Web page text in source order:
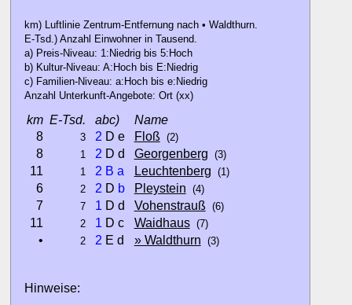
km) Luftlinie Zentrum-Entfernung nach • Waldthurn.
E-Tsd.) Anzahl Einwohner in Tausend.
a) Preis-Niveau: 1:Niedrig bis 5:Hoch
b) Kultur-Niveau: A:Hoch bis E:Niedrig
c) Familien-Niveau: a:Hoch bis e:Niedrig
Anzahl Unterkunft-Angebote: Ort (xx)
km E-Tsd. abc)
Name
8
3 2 D e Floß (2)
8 1 2 D d Georgenberg (3)
11 1 2 B a Leuchtenberg (1)
6 2 2 D b Pleystein (4)
7 7 1 D d Vohenstrauß (6)
11 2 1 D c Waidhaus (7)
• 2 2 E d » Waldthurn (3)
Hinweise: